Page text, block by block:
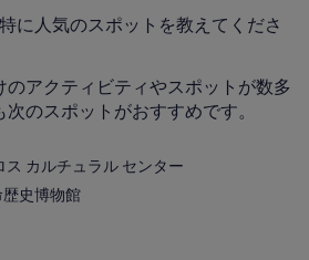
に人気のスポットを教えてくださ
のアクティビティやスポットが数多
のスポットがおすすめです。
ス カルチュラル センター
史博物館